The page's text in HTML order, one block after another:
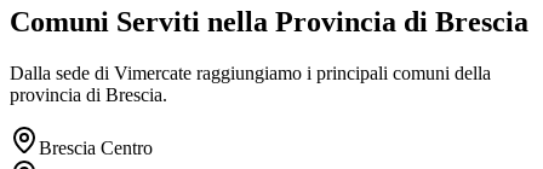
Comuni Serviti nella Provincia di Brescia
Dalla sede di Vimercate raggiungiamo i principali comuni della
provincia di Brescia.
Brescia Centro